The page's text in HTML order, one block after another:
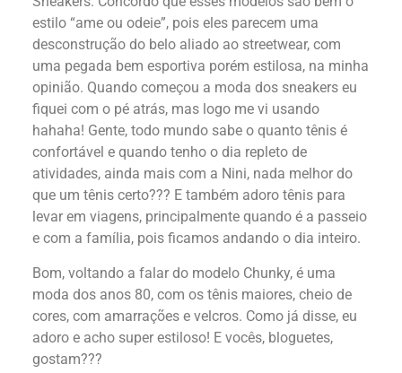
estilo “ame ou odeie”, pois eles parecem uma
desconstrução do belo aliado ao streetwear, com
uma pegada bem esportiva porém estilosa, na minha
opinião. Quando começou a moda dos sneakers eu
fiquei com o pé atrás, mas logo me vi usando
hahaha! Gente, todo mundo sabe o quanto tênis é
confortável e quando tenho o dia repleto de
atividades, ainda mais com a Nini, nada melhor do
que um tênis certo??? E também adoro tênis para
levar em viagens, principalmente quando é a passeio
e com a família, pois ficamos andando o dia inteiro.
Bom, voltando a falar do modelo Chunky, é uma
moda dos anos 80, com os tênis maiores, cheio de
cores, com amarrações e velcros. Como já disse, eu
adoro e acho super estiloso! E vocês, bloguetes,
gostam???